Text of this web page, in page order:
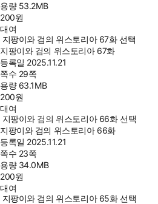
용량 53.2MB
200원
대여
지팡이와 검의 위스토리아 67화 선택
지팡이와 검의 위스토리아 67화
등록일 2025.11.21
쪽수 29쪽
용량 63.1MB
200원
대여
지팡이와 검의 위스토리아 66화 선택
지팡이와 검의 위스토리아 66화
등록일 2025.11.21
쪽수 23쪽
용량 34.0MB
200원
대여
지팡이와 검의 위스토리아 65화 선택